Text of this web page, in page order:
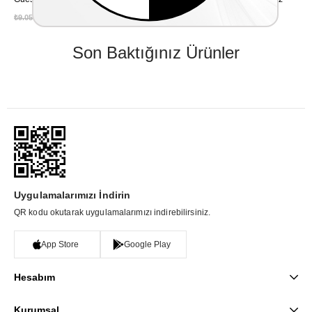
₺9.050,00 ₺8.575,00
Son Baktığınız Ürünler
Uygulamalarımızı İndirin
QR kodu okutarak uygulamalarımızı indirebilirsiniz.
App Store Google Play
Hesabım
Kurumsal